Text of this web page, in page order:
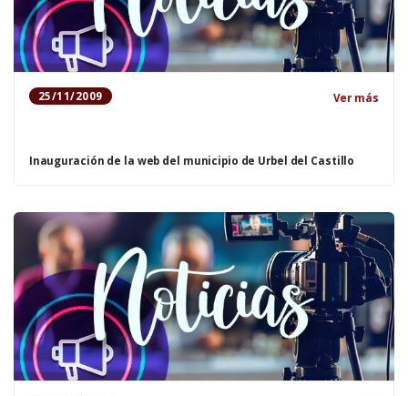
25/11/2009 Ver más
Inauguración de la web del municipio de Urbel del Castillo